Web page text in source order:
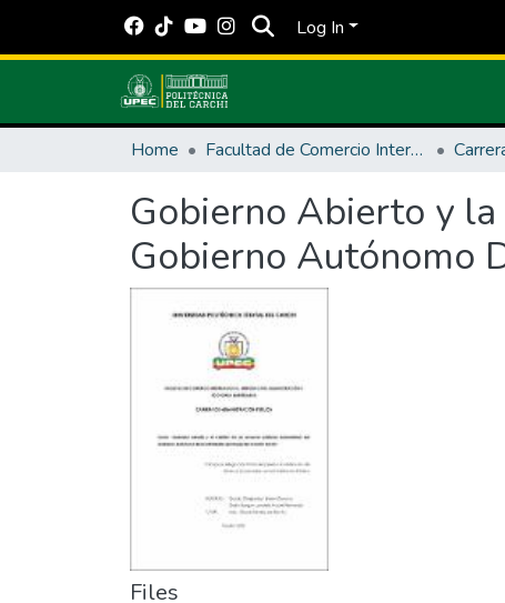
Log In
Home Facultad de Comercio Internacional, Integración, Administración y Economía Empresarial
Gobierno Abierto y
Gobierno Autónomo
Files